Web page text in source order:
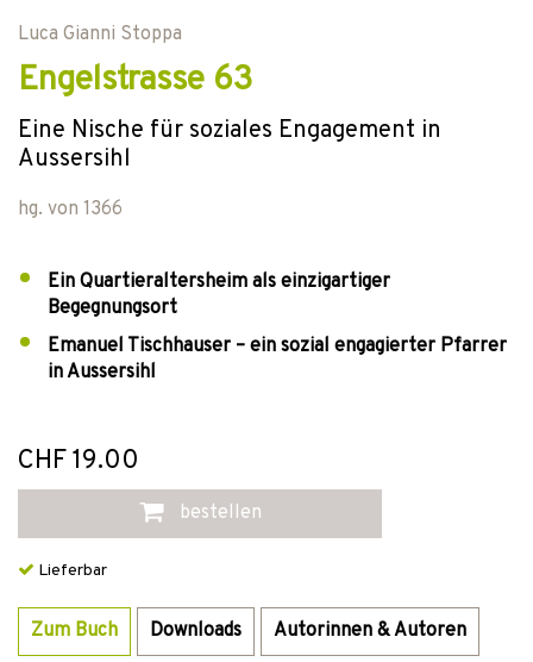
Luca Gianni Stoppa
Engelstrasse 63
Eine Nische für soziales Engagement in
Aussersihl
hg. von 1366
Ein Quartieraltersheim als einzigartiger
Begegnungsort
Emanuel Tischhauser – ein sozial engagierter Pfarrer
in Aussersihl
CHF 19.00
bestellen
Lieferbar
Zum Buch Downloads Autorinnen & Autoren